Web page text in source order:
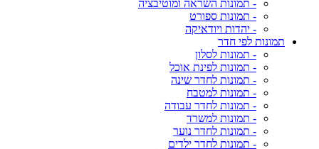
- תמונות השראה ומוטיבציה
- תמונות ספורט
- יהדות ויודאיקה
תמונות לפי חדר
- תמונות לסלון
- תמונות לפינת אוכל
- תמונות לחדר שינה
- תמונות למטבח
- תמונות לחדר עבודה
- תמונות למשרד
- תמונות לחדר נוער
- תמונות לחדר ילדים